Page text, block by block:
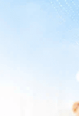
khám
Vinmec.
Nhi -